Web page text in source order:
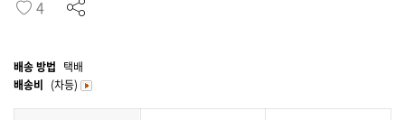
4
배송 방법 택배
배송비 (차등)